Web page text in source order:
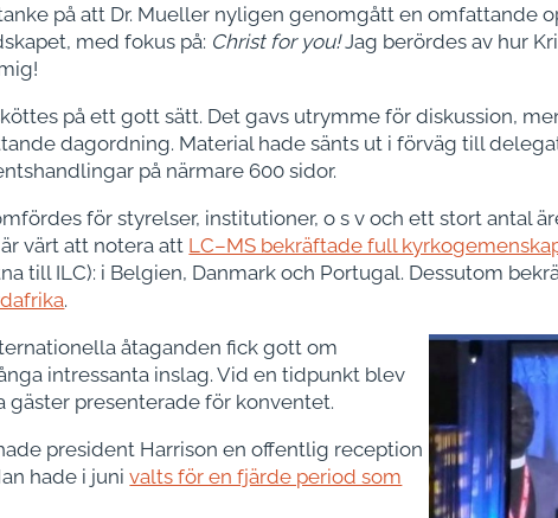
på att Dr. Mueller nyligen genomgått en omfattande
med fokus på: Christ for you!Jag berördes av hur
på ett gott sätt. Det gavs utrymme för diskussion,
dagordning. Material hade sänts ut i förväg till
på närmare 600 sidor.
för styrelser, institutioner, o s v och ett stort antal
värt att notera att LC–MS bekräftade full
till ILC): i Belgien, Danmark och Portugal. Dessutom
.
åtaganden fick gott om
intressanta inslag. Vid en tidpunkt blev
gäster presenterade för konventet.
president Harrison en offentlig reception
hade i junivalts för en fjärde period som